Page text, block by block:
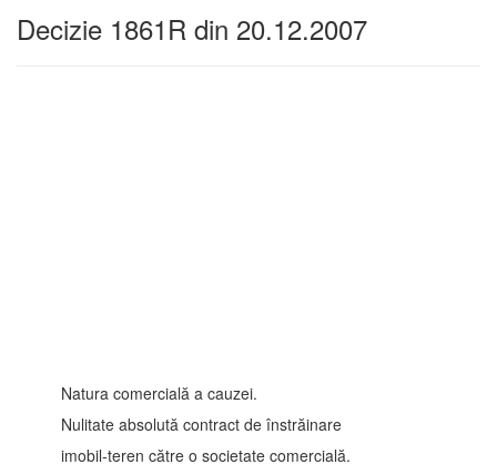
Decizie 1861R din 20.12.2007
Natura comercială a cauzei.
Nulitate absolută contract de înstrăinare
imobil-teren către o societate comercială.